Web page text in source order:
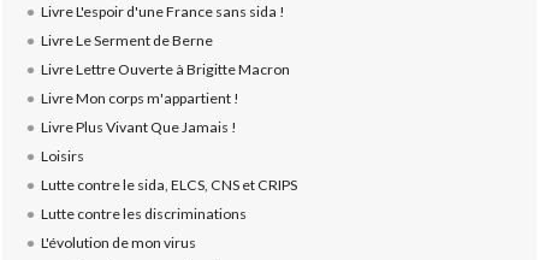
Livre L'espoir d'une France sans sida !
Livre Le Serment de Berne
Livre Lettre Ouverte à Brigitte Macron
Livre Mon corps m'appartient !
Livre Plus Vivant Que Jamais !
Loisirs
Lutte contre le sida, ELCS, CNS et CRIPS
Lutte contre les discriminations
L'évolution de mon virus